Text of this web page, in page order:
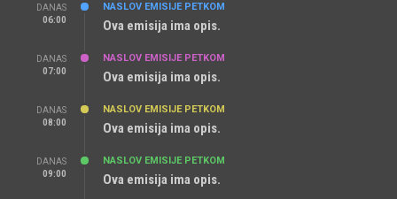
DANAS
06:00
NASLOV EMISIJE PETKOM
Ova emisija ima opis.
DANAS
07:00
NASLOV EMISIJE PETKOM
Ova emisija ima opis.
DANAS
08:00
NASLOV EMISIJE PETKOM
Ova emisija ima opis.
DANAS
09:00
NASLOV EMISIJE PETKOM
Ova emisija ima opis.